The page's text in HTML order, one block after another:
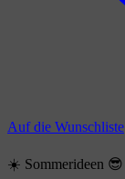
Auf die Wunschliste
☀️ Sommerideen 😎